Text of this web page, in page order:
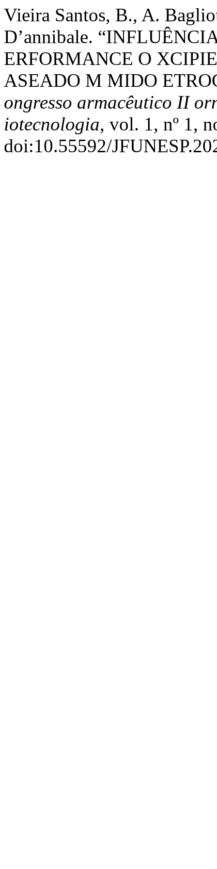
Vieira Santos, B., A.
D’annibale.
ERFORMANCE O
ASEADO M MIDO
ongresso armacêutico II
iotecnologia, vol. 1, nº 1,
doi:10.55592/